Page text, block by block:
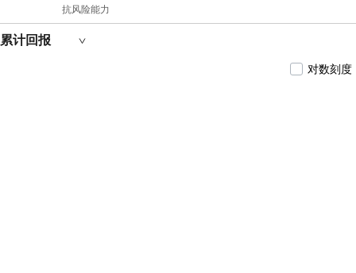
联互通ETF的基金经理。2021年12月28日至2025年
08月06日任汇添富中证沪港深云计算产业指数发
起式的基金经理。2022年01月11日至2023年11月28
日任汇添富MSCI中国A50互联互通ETF联接的基金
抗风险能力
累计回报
对数刻度